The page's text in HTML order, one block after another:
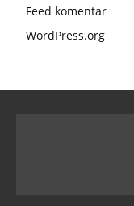
Feed komentar
WordPress.org